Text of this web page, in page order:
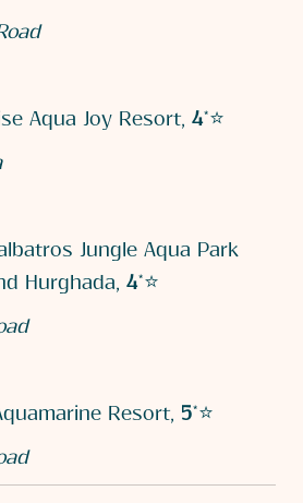
Aqua Joy Resort, 4*⭐
Jungle Aqua Park
Hurghada, 4*⭐
Resort, 5*⭐